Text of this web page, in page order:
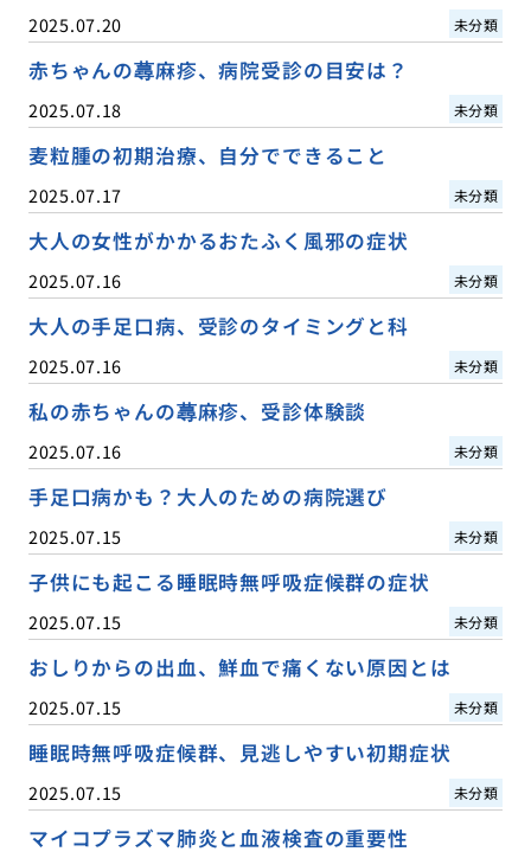
2025.07.20 未分類
赤ちゃんの蕁麻疹、病院受診の目安は？
2025.07.18 未分類
麦粒腫の初期治療、自分でできること
2025.07.17 未分類
大人の女性がかかるおたふく風邪の症状
2025.07.16 未分類
大人の手足口病、受診のタイミングと科
2025.07.16 未分類
私の赤ちゃんの蕁麻疹、受診体験談
2025.07.16 未分類
手足口病かも？大人のための病院選び
2025.07.15 未分類
子供にも起こる睡眠時無呼吸症候群の症状
2025.07.15 未分類
おしりからの出血、鮮血で痛くない原因とは
2025.07.15 未分類
睡眠時無呼吸症候群、見逃しやすい初期症状
2025.07.15 未分類
マイコプラズマ肺炎と血液検査の重要性